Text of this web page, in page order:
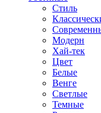
Стиль
Модерн
Хай-тек
Цвет
Белые
Венге
Светлые
Темные